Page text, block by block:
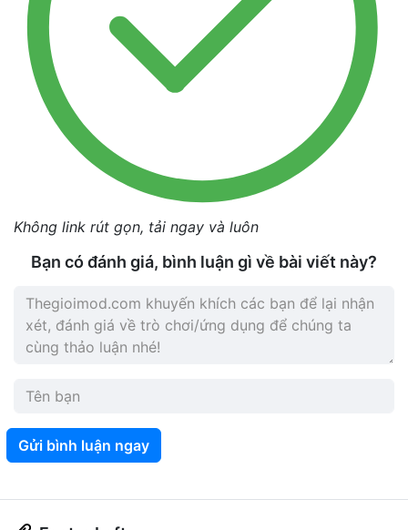
Không link rút gọn, tải ngay và luôn
Bạn có đánh giá, bình luận gì về bài viết này?
Gửi bình luận ngay